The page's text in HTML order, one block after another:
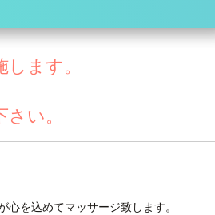
ます。
い。
を込めてマッサージ致します。